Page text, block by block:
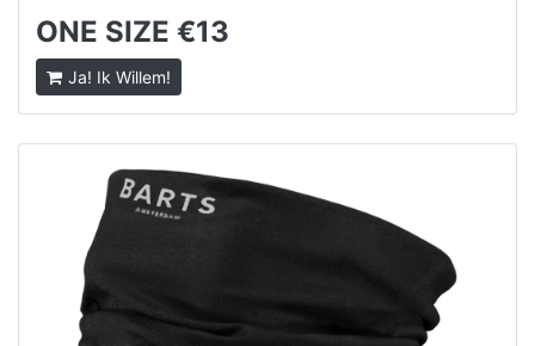
ONE SIZE €13
Ja! Ik Willem!